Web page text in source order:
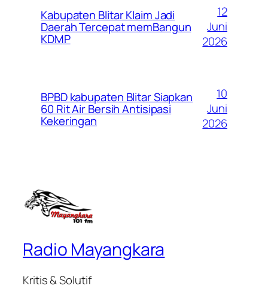
Kabupaten Blitar Klaim Jadi
Daerah Tercepat memBangun
KDMP
12
Juni
2026
BPBD kabupaten Blitar Siapkan
60 Rit Air Bersih Antisipasi
Kekeringan
10
Juni
2026
Radio Mayangkara
Kritis & Solutif